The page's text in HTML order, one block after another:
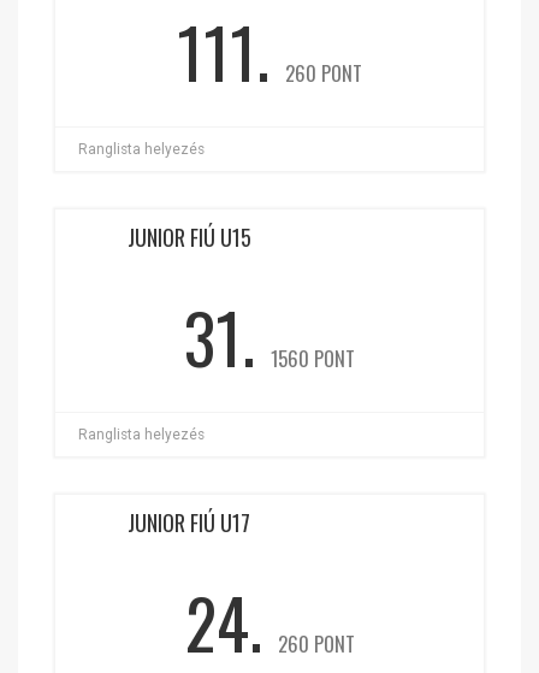
111. 260 PONT
Ranglista helyezés
JUNIOR FIÚ U15
31. 1560 PONT
Ranglista helyezés
JUNIOR FIÚ U17
24. 260 PONT